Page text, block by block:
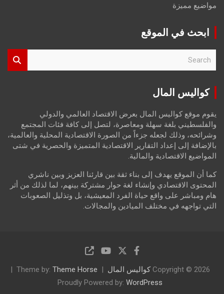
مواضيع مميزة
ابحث في الموقع
r
كواليس المال
يقوم موقع كواليس المال بعرض الاقتصاد العالمي والدولي
والفلسطيني بلغة سهلة ومعاصرة، لتصل إلى كافة فئات المجتمع
وشرائحه، وذلك لجعله جزءاً من الصورة الاقتصادية المحلية والعالمية،
بالإضافة إلى إعداد التقارير الاقتصادية المتميزة والحصرية في شتى
المواضيع الاقتصادية والمالية.
كما أن الموقع يهدف إلى بناء ثقة بين قارئنا العزيز وبين ناشري
المحتوى الاقتصادي وإنشاء لغة حوار مشتركة بينهم، لما لذلك من أثر
هام ومباشر على واقع حياة الفرد المعيشية، بل وتذليل الصعوبات
التي تواجهه في مختلف الميادين والمجالات.
Copyright © 2026 كواليس المال Theme by: Theme Horse
Proudly Powered by: WordPress